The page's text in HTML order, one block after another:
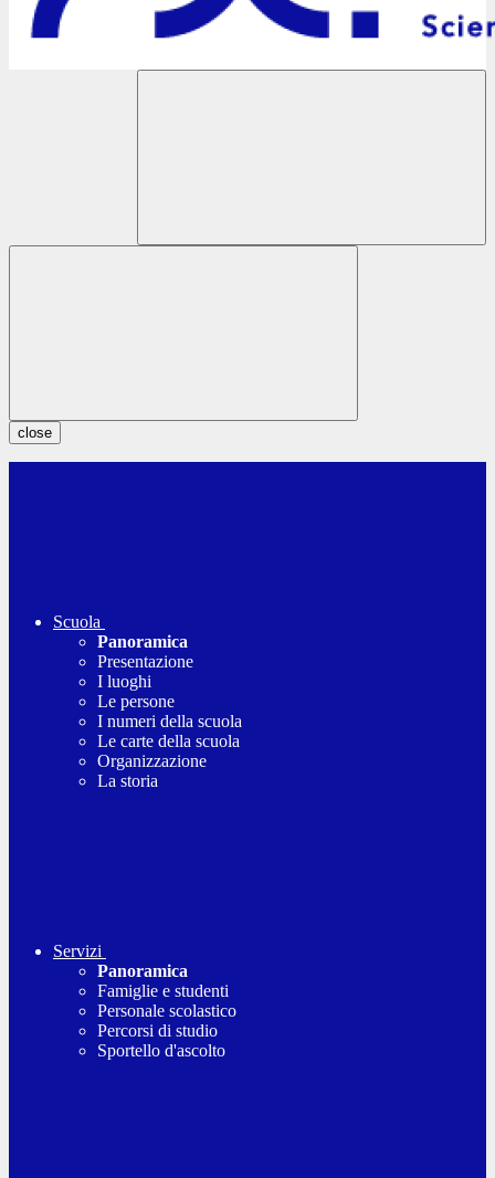
close
Scuola
Panoramica
Presentazione
I luoghi
Le persone
I numeri della scuola
Le carte della scuola
Organizzazione
La storia
Servizi
Panoramica
Famiglie e studenti
Personale scolastico
Percorsi di studio
Sportello d'ascolto